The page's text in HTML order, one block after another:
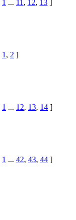
1 ... 11 , 12, 13 ]
1 , 2 ]
1 ... 12, 13, 14 ]
1 ... 42, 43, 44 ]